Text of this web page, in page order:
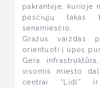
pakrantėje, kurioje
pėsčiųjų takas
senamiesčio.
Gražus vaizdas
orientuoti į upės
Gera
visomis miesto
centrai “Lidl” ir